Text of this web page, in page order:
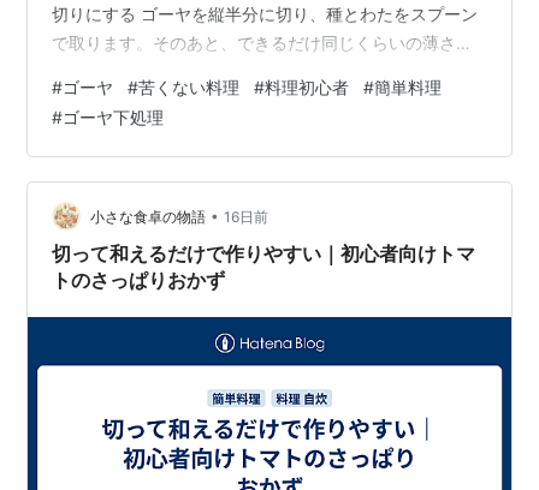
切りにする ゴーヤを縦半分に切り、種とわたをスプーン
で取ります。そのあと、できるだけ同じくらいの薄さに
になりやすくなります。 包丁を急いで動かす必要はあり
ません。ゴーヤの平らな面をまな板へ置き、安定させて
からゆっくり切ると扱いやすくなります。 塩と少量の砂
糖でもむ 切ったゴーヤへ塩と少量の砂糖をまぶし、手で
軽くもみます。しばらく置いて水分が出たら、軽くしぼ
ります。この工程で苦味がやわらぎ、次の味…
#ゴーヤ #苦くない料理 #料理初心者 #簡単料理
#ゴーヤ下処理
小さな食卓の物語 • 16日前
切って和えるだけで作りやすい｜初心者向けトマ
トのさっぱりおかず